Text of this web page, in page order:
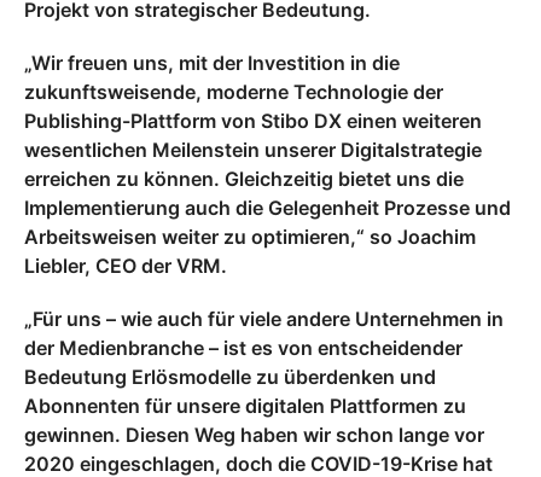
Projekt von strategischer Bedeutung.
„Wir freuen uns, mit der Investition in die
zukunftsweisende, moderne Technologie der
Publishing-Plattform von Stibo DX einen weiteren
wesentlichen Meilenstein unserer Digitalstrategie
erreichen zu können. Gleichzeitig bietet uns die
Implementierung auch die Gelegenheit Prozesse und
Arbeitsweisen weiter zu optimieren,“ so Joachim
Liebler, CEO der VRM.
„Für uns – wie auch für viele andere Unternehmen in
der Medienbranche – ist es von entscheidender
Bedeutung Erlösmodelle zu überdenken und
Abonnenten für unsere digitalen Plattformen zu
gewinnen. Diesen Weg haben wir schon lange vor
2020 eingeschlagen, doch die COVID-19-Krise hat